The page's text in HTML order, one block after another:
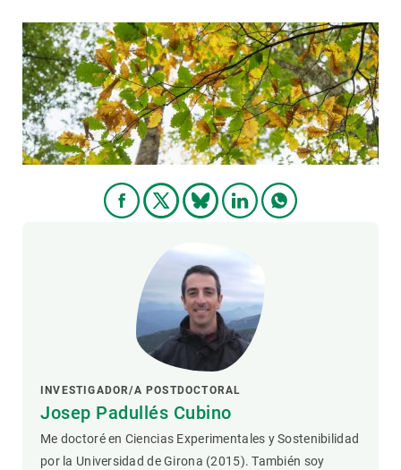
INVESTIGADOR/A POSTDOCTORAL
Josep Padullés Cubino
Me doctoré en Ciencias Experimentales y Sostenibilidad
por la Universidad de Girona (2015). También soy